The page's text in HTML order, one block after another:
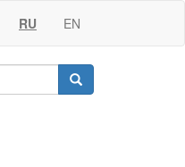
RU EN